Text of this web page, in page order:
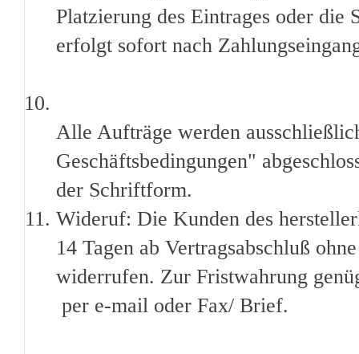
Platzierung des Eintrages oder die
erfolgt sofort nach
Alle Aufträge werden
Geschäftsbedingungen"
der Schriftform.
Wideruf: Die Kunden des
14 Tagen ab Vertragsabschluß
widerrufen. Zur Fristwahrung
per e-mail oder Fax/ Brief.